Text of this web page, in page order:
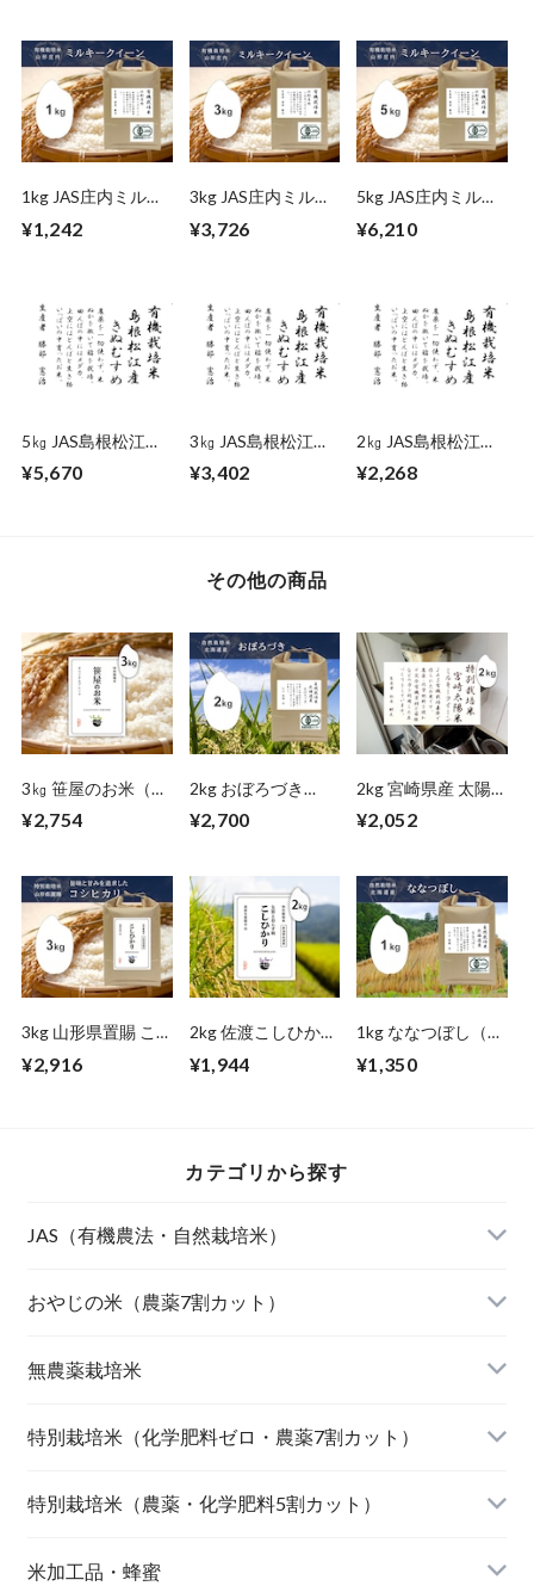
1kg JAS庄内ミルキ
¥1,242
3kg JAS庄内ミルキ
¥3,726
5kg JAS庄内ミルキ
¥6,210
5㎏ JAS島根松江き
¥5,670
3㎏ JAS島根松江き
¥3,402
2㎏ JAS島根松江き
¥2,268
その他の商品
3㎏ 笹屋のお米（オ
リジナル）
¥2,754
2kg おぼろづき
（北海道）自然栽培
米
¥2,700
2kg 宮崎県産 太陽
米ミルキークイーン
（無農薬栽培米）
¥2,052
3kg 山形県置賜 こ
¥2,916
2kg 佐渡こしひかり
¥1,944
1kg ななつぼし（北
¥1,350
カテゴリから探す
JAS（有機農法・自然栽培米）
山形東置賜 つや姫（有機栽培米）
山形庄内 ミルキークィーン（有機栽培米）
北海道産 おぼろづき（自然栽培米）
北海道産 ななつぼし（自然栽培米）
島根松江きぬむすめ(有機栽培米)
おやじの米（農薬7割カット）
おやじの米 山形鶴岡産 雪若丸
【完売】おやじの米 山形鶴岡産ササニシキ
おやじの米 山形鶴岡産つや姫
おやじの米 山形鶴岡産こしひかり
無農薬栽培米
宮崎県産 太陽米ミルキークィーン
【完売】島根奥出雲産 櫛名田姫米こしひかり
【完売】新潟燕産 こしひかり
特別栽培米（化学肥料ゼロ・農薬7割カット）
風さやか（長野）
JAたじま コウノトリ育むお米 こしひかり（兵
特別栽培米（農薬・化学肥料5割カット）
新潟佐渡産 こしひかり
米加工品・蜂蜜